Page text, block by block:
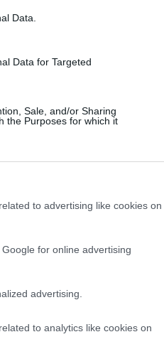
Data.
Data for Targeted
Sale, and/or Sharing
the Purposes for which it
to advertising like cookies on
for online advertising
advertising.
to analytics like cookies on
ancora essere
escluso
in corso
e/o
radicali è esso
conclusione, né
si riportano
le versioni
della pelle
il movente sia
una spinta e